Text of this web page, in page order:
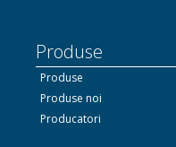
Produse
Produse
Produse noi
Producatori